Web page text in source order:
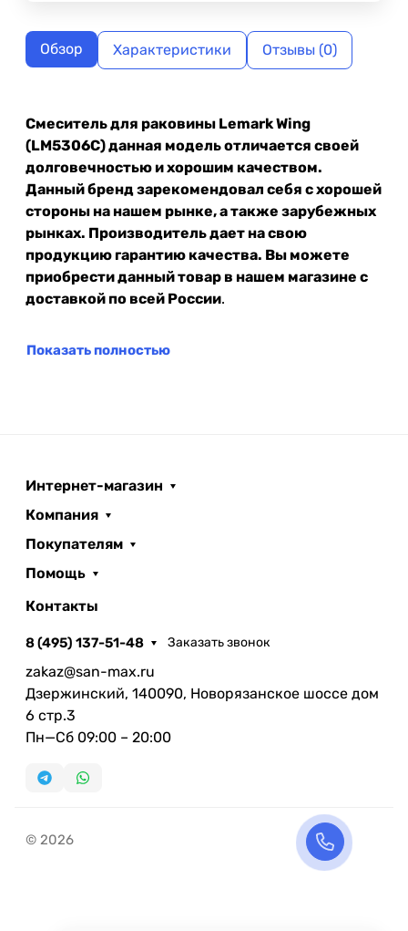
Обзор Характеристики Отзывы (0)
Смеситель для раковины Lemark Wing
(LM5306C) данная модель отличается своей
долговечностью и хорошим качеством.
Данный бренд зарекомендовал себя с хорошей
стороны на нашем рынке, а также зарубежных
рынках. Производитель дает на свою
продукцию гарантию качества. Вы можете
приобрести данный товар в нашем магазине с
доставкой по всей России.
Показать полностью
Интернет-магазин
Компания
Покупателям
Помощь
Контакты
8 (495) 137-51-48 Заказать звонок
zakaz@san-max.ru
Дзержинский, 140090, Новорязанское шоссе дом
6 стр.3
Пн—Сб 09:00 – 20:00
© 2026